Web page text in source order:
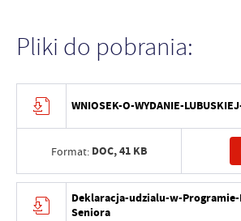
Pliki do pobrania:
WNIOSEK-O-WYDANIE-
Format: DOC,41 KB
Deklaracja-udzialu-w-
Seniora